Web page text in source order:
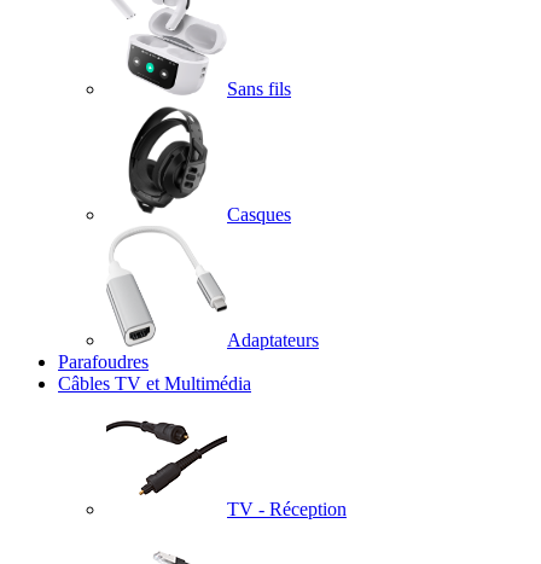
Sans fils
Casques
Adaptateurs
Parafoudres
Câbles TV et Multimédia
TV - Réception